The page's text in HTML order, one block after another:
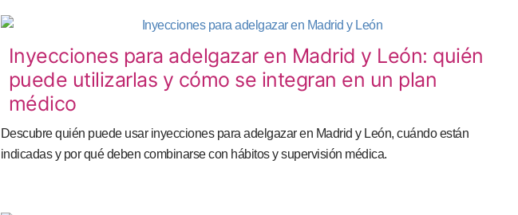
Inyecciones para adelgazar en Madrid y León: quién
puede utilizarlas y cómo se integran en un plan
médico
Descubre quién puede usar inyecciones para adelgazar en Madrid y León, cuándo están
indicadas y por qué deben combinarse con hábitos y supervisión médica.